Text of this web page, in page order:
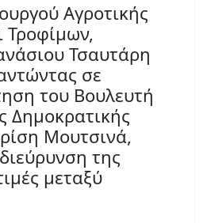
Αγροτικής
Τροφίμων,
Τσαυτάρη
σε
του Βουλευτή
Δημοκρατικής
Μουτσινά,
της
μεταξύ